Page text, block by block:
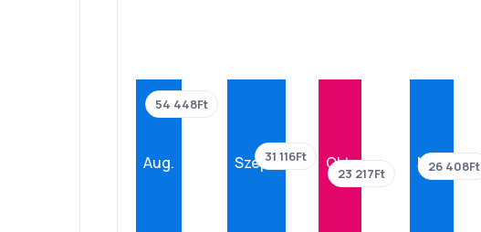
Aug.
54 448Ft
Szept.31 116Ft Okt.
23 217Ft
Nov.26 408Ft